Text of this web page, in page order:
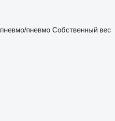
пневмо/пневмо Собственный вес